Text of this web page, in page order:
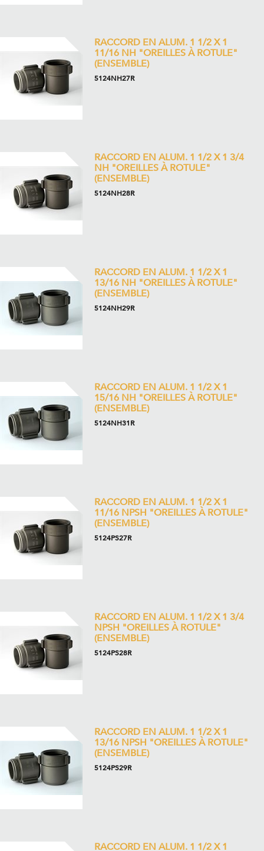
RACCORD EN ALUM. 1 1/2 X 1
11/16 NH "OREILLES À ROTULE"
(ENSEMBLE)
5124NH27R
RACCORD EN ALUM. 1 1/2 X 1 3/4
NH "OREILLES À ROTULE"
(ENSEMBLE)
5124NH28R
RACCORD EN ALUM. 1 1/2 X 1
13/16 NH "OREILLES À ROTULE"
(ENSEMBLE)
5124NH29R
RACCORD EN ALUM. 1 1/2 X 1
15/16 NH "OREILLES À ROTULE"
(ENSEMBLE)
5124NH31R
RACCORD EN ALUM. 1 1/2 X 1
11/16 NPSH "OREILLES À ROTULE"
(ENSEMBLE)
5124PS27R
RACCORD EN ALUM. 1 1/2 X 1 3/4
NPSH "OREILLES À ROTULE"
(ENSEMBLE)
5124PS28R
RACCORD EN ALUM. 1 1/2 X 1
13/16 NPSH "OREILLES À ROTULE"
(ENSEMBLE)
5124PS29R
RACCORD EN ALUM. 1 1/2 X 1